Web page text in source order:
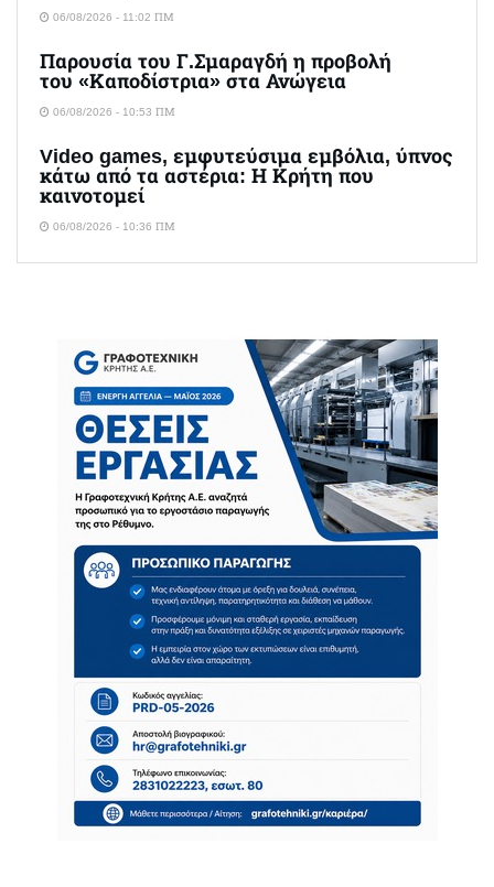
06/08/2026 - 11:02 ΠΜ
Παρουσία του Γ.Σμαραγδή η προβολή
του «Καποδίστρια» στα Ανώγεια
06/08/2026 - 10:53 ΠΜ
Video games, εμφυτεύσιμα εμβόλια, ύπνος
κάτω από τα αστέρια: Η Κρήτη που
καινοτομεί
06/08/2026 - 10:36 ΠΜ